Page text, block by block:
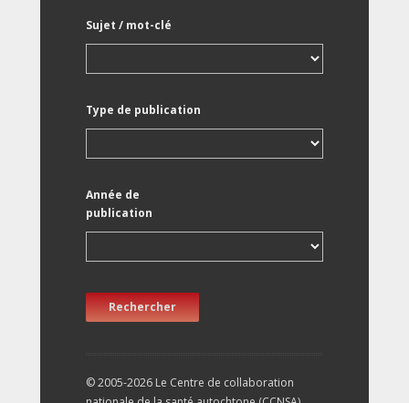
Sujet / mot-clé
Type de publication
Année de
publication
Rechercher
© 2005-2026 Le Centre de collaboration